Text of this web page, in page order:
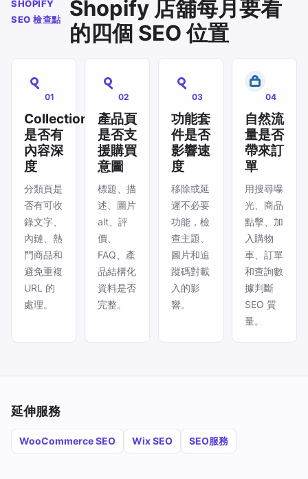
SHOPIFY
SEO 檢查點
Shopify 店舖每月要看
的四個 SEO 位置
01
Collection
是否有
內容深
度
分類頁是
否有可收
錄文字、
內鏈、熱
門商品和
避免重複
URL 的
處理。
02
產品頁
是否支
援購買
意圖
標題、描
述、圖片
alt、評
價、
FAQ、產
品結構化
資料是否
完整。
03
功能套
件是否
影響速
度
移除或延
遲不必要
功能，檢
查主題、
圖片和追
蹤碼對載
入的影
響。
04
自然流
量是否
帶來訂
單
用搜尋曝
光、商品
點擊、加
入購物
車、訂單
和查詢數
據判斷
SEO 質
量。
延伸服務
WooCommerce SEO Wix SEO SEO服務